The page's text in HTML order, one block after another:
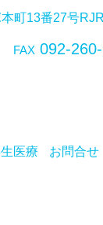
町13番27号
FAX 092-
医療 お問合せ